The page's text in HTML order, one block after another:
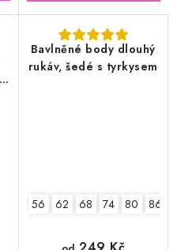
Bavlněné body dlouhý
rukáv, šedé s tyrkysem
56 62 68 74 80 86